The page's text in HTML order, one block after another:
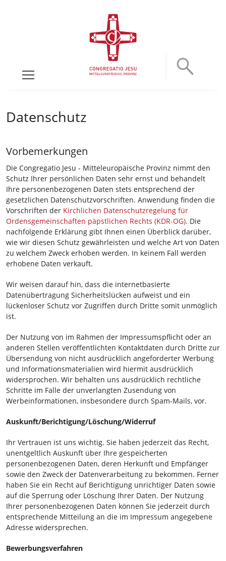
Datenschutz
Vorbemerkungen
Die Congregatio Jesu - Mitteleuropäische Provinz nimmt den
Schutz Ihrer persönlichen Daten sehr ernst und behandelt
Ihre personenbezogenen Daten stets entsprechend der
gesetzlichen Datenschutzvorschriften. Anwendung finden die
Vorschriften der Kirchlichen Datenschutzregelung für
Ordensgemeinschaften päpstlichen Rechts (KDR-OG). Die
nachfolgende Erklärung gibt Ihnen einen Überblick darüber,
wie wir diesen Schutz gewährleisten und welche Art von Daten
zu welchem Zweck erhoben werden. In keinem Fall werden
erhobene Daten verkauft.
Wir weisen darauf hin, dass die internetbasierte
Datenübertragung Sicherheitslücken aufweist und ein
lückenloser Schutz vor Zugriffen durch Dritte somit unmöglich
ist.
Der Nutzung von im Rahmen der Impressumspflicht oder an
anderen Stellen veröffentlichten Kontaktdaten durch Dritte zur
Übersendung von nicht ausdrücklich angeforderter Werbung
und Informationsmaterialien wird hiermit ausdrücklich
widersprochen. Wir behalten uns ausdrücklich rechtliche
Schritte im Falle der unverlangten Zusendung von
Werbeinformationen, insbesondere durch Spam-Mails, vor.
Auskunft/Berichtigung/Löschung/Widerruf
Ihr Vertrauen ist uns wichtig. Sie haben jederzeit das Recht,
unentgeltlich Auskunft über Ihre gespeicherten
personenbezogenen Daten, deren Herkunft und Empfänger
sowie den Zweck der Datenverarbeitung zu bekommen. Ferner
haben Sie ein Recht auf Berichtigung unrichtiger Daten sowie
auf die Sperrung oder Löschung Ihrer Daten. Der Nutzung
Ihrer personenbezogenen Daten können Sie jederzeit durch
entsprechende Mitteilung an die im Impressum angegebene
Adresse widersprechen.
Bewerbungsverfahren